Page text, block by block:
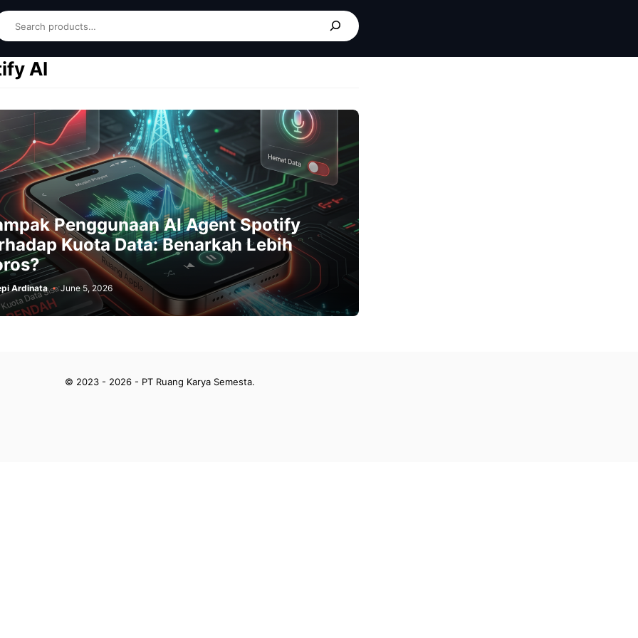
AI
Penggunaan AI Agent Spotify
Kuota Data: Benarkah Lebih
Ardinata June 5, 2026
© 2023 - 2026 - PT Ruang Karya Semesta.